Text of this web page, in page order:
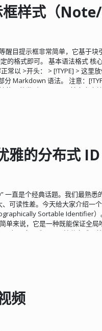
HTTP 的 POST、GET、PUT 和
简化。 CoAP 采用二进制格式
传输的数据量。 CoAP 协议轻量
十个字节。 CoAP 支持可靠传输
景。这与 TCP 的机制类似，对
协议有 4 种消息类型：CON、
请求被发送，那么对方必须做出响
，那么对方不必做出回应。这适
误时，不能回 ACK 消息，必须回
2 bit，版本信息，当前为 0x01。
7.31 Reserved Message ID：
MID 不变。在一次会话中 ID 总
，用于将响应与请求匹配。
唯一性。token 还是消息安全性
验证通过。标记是 ID 的另一种
有零到多个 options。 主要用于
比如是否用到代理服务器，目的
消息本身，例如 CoAP 端口号，
就代表这是一个 0 长度的
，那么必须当作消息格式错误
为：
URL 和 HTTP 的有很相似的地
默认端口 UDP 5683，coaps
醒目提示框非常简单，它基于块
的格式即可。 基本语法格式 核
常以 >开头： > [!TYPE] > 这里
Markdown 语法。 注意：
的 5 种类型 GitHub 目前官方支持
标题： [!NOTE]（蓝色） 用途：
色） 用途：建议或小贴士，帮助
个小技巧。 > [!IMPORTANT] >
> 危险操作，请极其小心
这是一个小技巧。 Important 这
作，请极其小心。 使用注意事项
包括段落、列表、代码块、图
用，且尽量限制每篇文章 1 - 2
的扩展语法。在不支持该特
级显示为普通的块引用，不会破
雅的分布式
一直是个经典话题。我们最熟悉
可读性差。今天给大家介绍一
Sortable Identifier）
单来说，它是一种既能保证全局
确： 全局唯一：不怕分布式环境
更短、更友好 ULID 长什么样？
它是基于 Crockford's
│ Time
为什么
频